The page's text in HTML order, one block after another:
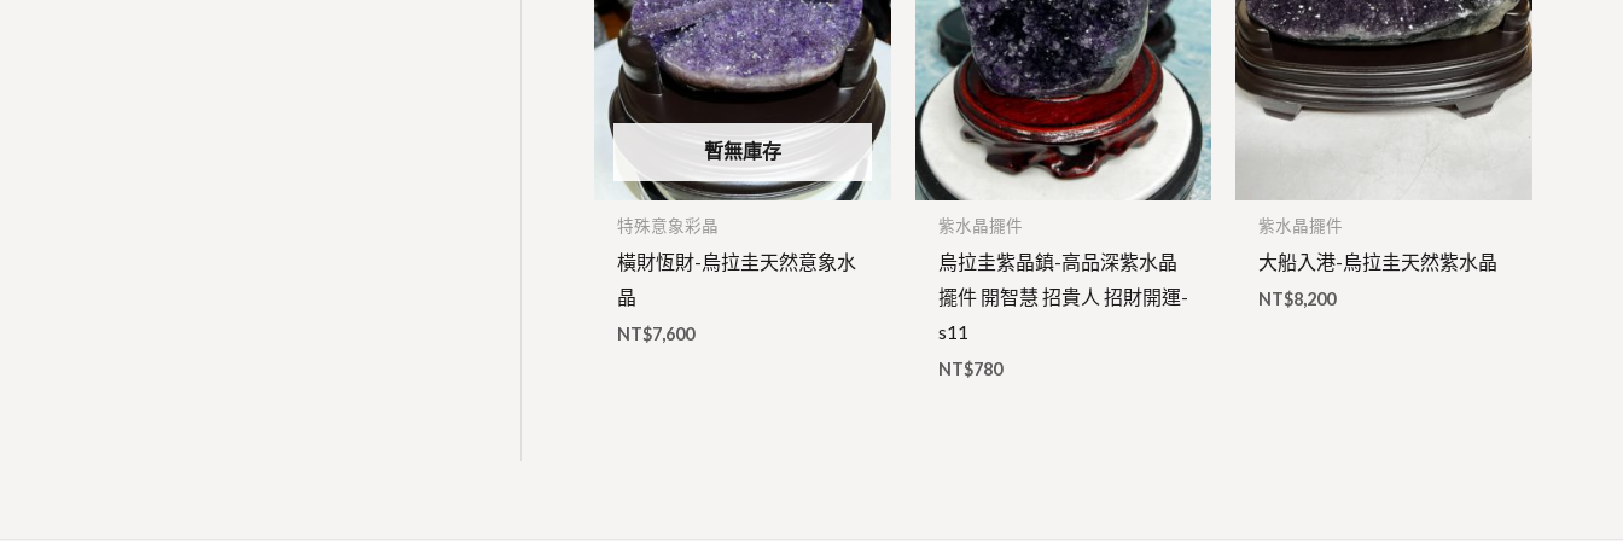
暫無庫存
特殊意象彩晶
橫財恆財-烏拉圭天然意象水
晶
NT$7,600
紫水晶擺件
烏拉圭紫晶鎮-高品深紫水晶
擺件 開智慧 招貴人 招財開運-
s11
NT$780
紫水晶擺件
大船入港-烏拉圭天然紫水晶
NT$8,200